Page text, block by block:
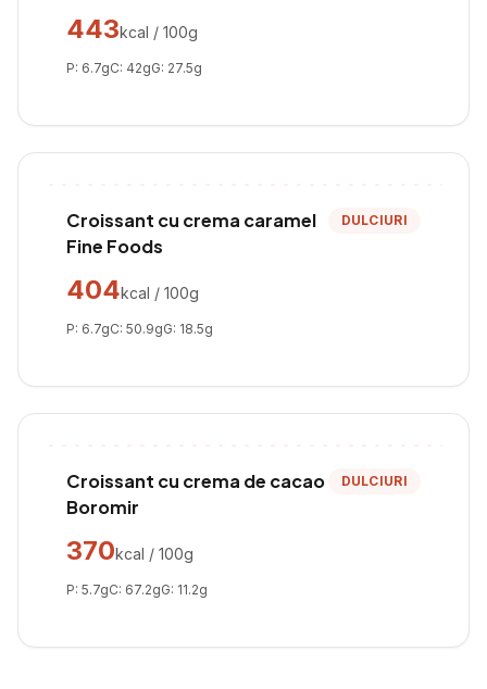
443kcal / 100g
P: 6.7gC: 42gG: 27.5g
Croissant cu crema caramel
Fine Foods
DULCIURI
404kcal / 100g
P: 6.7gC: 50.9gG: 18.5g
Croissant cu crema de cacao
Boromir
DULCIURI
370kcal / 100g
P: 5.7gC: 67.2gG: 11.2g